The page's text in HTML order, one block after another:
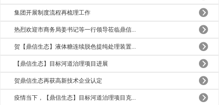
集团开展制度流程再梳理工作
热烈欢迎市商务局姜书记等一行领导莅临鼎信...
贺【鼎信生态】液体糖连续脱色提纯处理装置...
【鼎信生态】目标河道治理项目进展
贺鼎信生态再获高新技术企业认定
疫情当下，【鼎信生态】目标河道治理项目克...